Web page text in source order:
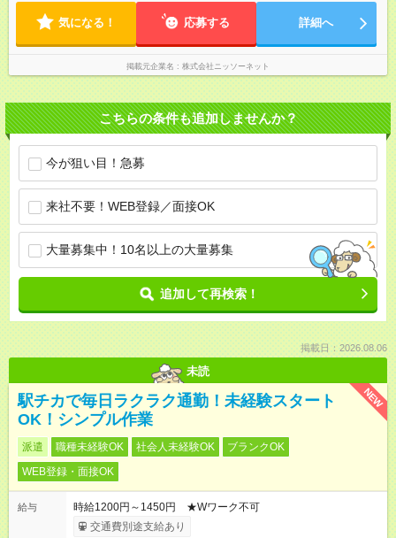
気になる！ 応募する 詳細へ
掲載元企業名 株式会社ニッソーネット
こちらの条件も追加しませんか？
今が狙い目！急募
来社不要！WEB登録／面接OK
大量募集中！10名以上の大量募集
追加して再検索！
掲載日：2026.08.06
未読
NEW
駅チカで毎日ラクラク通勤！未経験スタート
OK！シンプル作業
派遣 職種未経験OK 社会人未経験OK
ブランクOK
WEB登録・面接OK
給与
時給1200円～1450円 ★Wワーク不可
交通費別途支給あり